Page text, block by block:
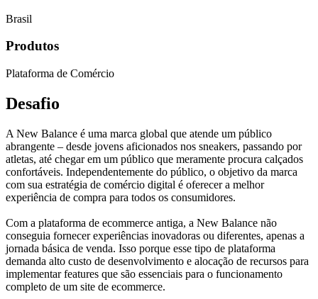
Brasil
Produtos
Plataforma de Comércio
Desafio
A New Balance é uma marca global que atende um público
abrangente – desde jovens aficionados nos sneakers, passando por
atletas, até chegar em um público que meramente procura calçados
confortáveis. Independentemente do público, o objetivo da marca
com sua estratégia de comércio digital é oferecer a melhor
experiência de compra para todos os consumidores.
Com a plataforma de ecommerce antiga, a New Balance não
conseguia fornecer experiências inovadoras ou diferentes, apenas a
jornada básica de venda. Isso porque esse tipo de plataforma
demanda alto custo de desenvolvimento e alocação de recursos para
implementar features que são essenciais para o funcionamento
completo de um site de ecommerce.